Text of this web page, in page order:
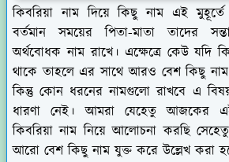
কিবরিয়া নাম দিয়ে কিছু নাম এই
বর্তমান সময়ের পিতা-মাতা তাদের
অর্থবোধক নাম রাখে। এক্ষেত্রে কেউ যদি
থাকে তাহলে এর সাথে আরও বেশ কিছু
কিন্তু কোন ধরনের নামগুলো রাখবে এ
ধারণা নেই। আমরা যেহেতু আজকের
কিবরিয়া নাম নিয়ে আলোচনা করছি
আরো বেশ কিছু নাম যুক্ত করে উল্লেখ করা